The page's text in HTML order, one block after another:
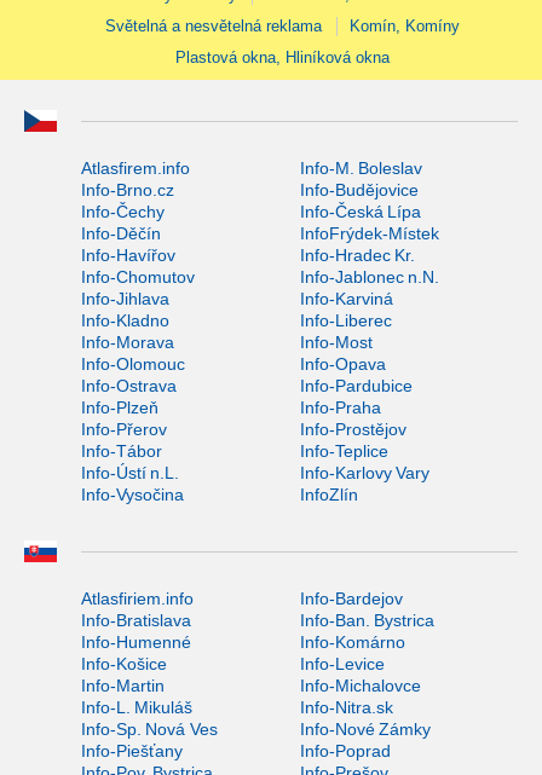
Světelná a nesvětelná reklama
Komín, Komíny
Plastová okna, Hliníková okna
Atlasfirem.info
Info-M. Boleslav
Info-Brno.cz
Info-Budějovice
Info-Čechy
Info-Česká Lípa
Info-Děčín
InfoFrýdek-Místek
Info-Havířov
Info-Hradec Kr.
Info-Chomutov
Info-Jablonec n.N.
Info-Jihlava
Info-Karviná
Info-Kladno
Info-Liberec
Info-Morava
Info-Most
Info-Olomouc
Info-Opava
Info-Ostrava
Info-Pardubice
Info-Plzeň
Info-Praha
Info-Přerov
Info-Prostějov
Info-Tábor
Info-Teplice
Info-Ústí n.L.
Info-Karlovy Vary
Info-Vysočina
InfoZlín
Atlasfiriem.info
Info-Bardejov
Info-Bratislava
Info-Ban. Bystrica
Info-Humenné
Info-Komárno
Info-Košice
Info-Levice
Info-Martin
Info-Michalovce
Info-L. Mikuláš
Info-Nitra.sk
Info-Sp. Nová Ves
Info-Nové Zámky
Info-Piešťany
Info-Poprad